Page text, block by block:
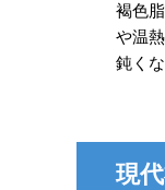
褐色
や温
鈍く
現